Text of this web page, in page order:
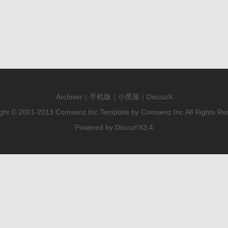
Archiver | 手机版 | 小黑屋 | DiscuzX
© 2001-2013 Comsenz Inc. Template by Comsenz Inc. All Rights
Powered by Discuz!X3.4